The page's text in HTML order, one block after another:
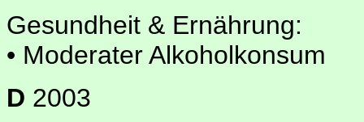
Gesundheit & Ernährung:
• Moderater Alkoholkonsum
D 2003